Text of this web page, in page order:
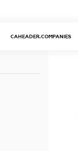
CAHEADER.COMPANIES